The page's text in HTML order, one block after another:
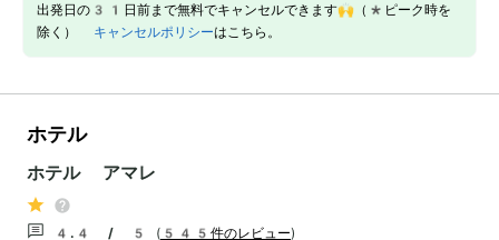
出発日の31日前まで無料でキャンセルできます🙌（*ピーク時を
除く） キャンセルポリシーはこちら。
ホテル
ホテル アマレ
4.4 / 5 ( 545件のレビュー)